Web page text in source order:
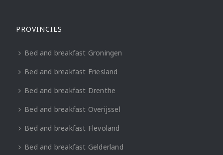
PROVINCIES
Bed and breakfast Groningen
Bed and breakfast Friesland
Bed and breakfast Drenthe
Bed and breakfast Overijssel
Bed and breakfast Flevoland
Bed and breakfast Gelderland